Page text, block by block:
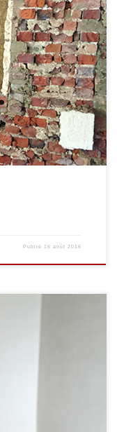
le travail
en vue de l’extension de
le futur restaurant qui
extérieure, en
Publié 16 août 2016
Au tour des
les nouveaux châssis
on place la coupole du
deux derniers […]